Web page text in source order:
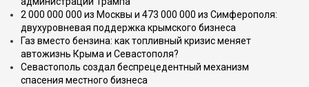
2 000 000 000 из Москвы и 473 000 000 из Симферополя:
двухуровневая поддержка крымского бизнеса
Газ вместо бензина: как топливный кризис меняет
автожизнь Крыма и Севастополя?
Севастополь создал беспрецедентный механизм
спасения местного бизнеса